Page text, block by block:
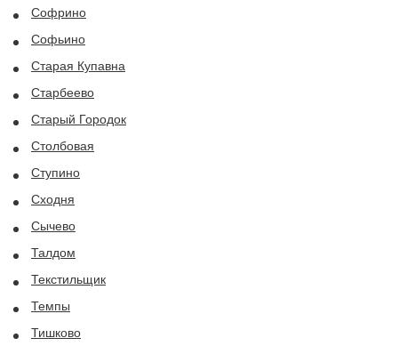
Софрино
Софьино
Старая Купавна
Старбеево
Старый Городок
Столбовая
Ступино
Сходня
Сычево
Талдом
Текстильщик
Темпы
Тишково